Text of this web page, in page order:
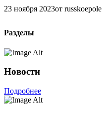
23 ноября 2023от russkoepole
Разделы
Новости
Подробнее